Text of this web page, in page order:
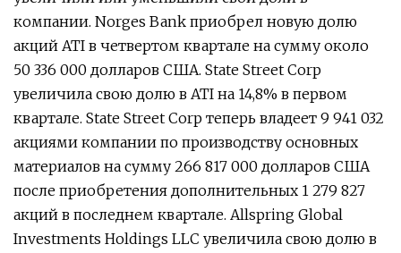
компании. Norges Bank приобрел новую долю
акций ATI в четвертом квартале на сумму около
50 336 000 долларов США. State Street Corp
увеличила свою долю в ATI на 14,8% в первом
квартале. State Street Corp теперь владеет 9 941 032
акциями компании по производству основных
материалов на сумму 266 817 000 долларов США
после приобретения дополнительных 1 279 827
акций в последнем квартале. Allspring Global
Investments Holdings LLC увеличила свою долю в